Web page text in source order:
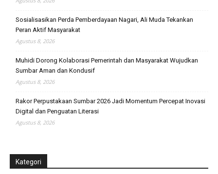
Sosialisasikan Perda Pemberdayaan Nagari, Ali Muda Tekankan
Peran Aktif Masyarakat
Agustus 8, 2026
Muhidi Dorong Kolaborasi Pemerintah dan Masyarakat Wujudkan
Sumbar Aman dan Kondusif
Agustus 8, 2026
Rakor Perpustakaan Sumbar 2026 Jadi Momentum Percepat Inovasi
Digital dan Penguatan Literasi
Agustus 8, 2026
Kategori